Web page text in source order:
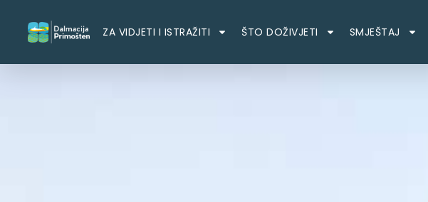
ZA VIDJETI I ISTRAŽITI ŠTO DOŽIVJETI SMJEŠTAJ